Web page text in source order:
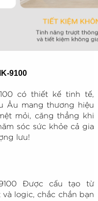
9100
có thiết kế tinh tế,
Âu mang thương hiệu
mỏi, căng thẳng khi
sóc sức khỏe cả gia
lưu!
Được cấu tạo từ
logic, chắc chắn bạn